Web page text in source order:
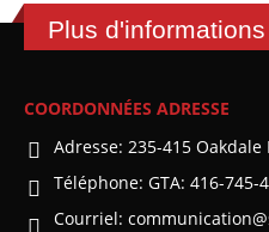
Plus d'informations
COORDONNÉES ADRESSE
Adresse: 235-415 Oakdale
Téléphone: GTA: 416-745-
Courriel: